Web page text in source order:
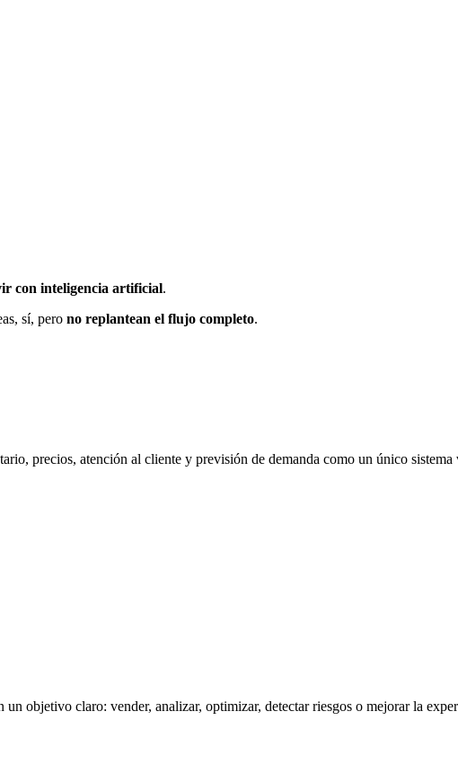
con inteligencia artificial.
sí, pero no replantean el flujo completo.
precios, atención al cliente y previsión de demanda como un único
un objetivo claro: vender, analizar, optimizar, detectar riesgos o mejorar la